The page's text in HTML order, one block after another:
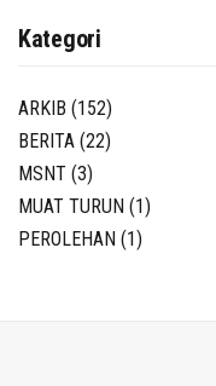
Kategori
ARKIB (152)
BERITA (22)
MSNT (3)
MUAT TURUN (1)
PEROLEHAN (1)